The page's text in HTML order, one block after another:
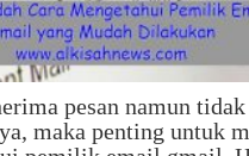
pesan namun
maka penting untuk